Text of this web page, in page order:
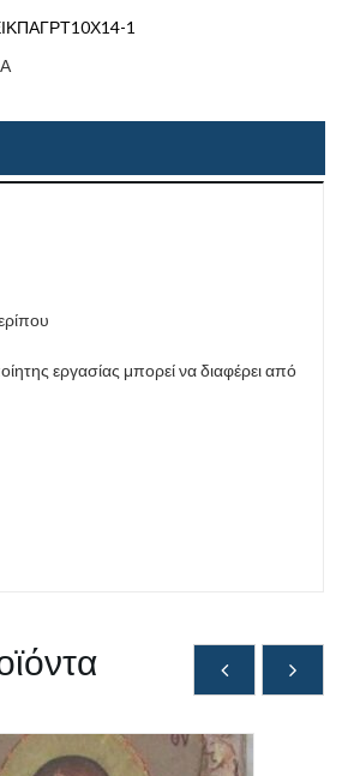
1
εργασίας μπορεί να διαφέρει από